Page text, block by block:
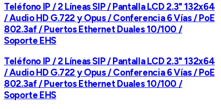
Teléfono IP / 2 Líneas SIP / Pantalla LCD 2.3" 132x64
/ Audio HD G.722 y Opus / Conferencia 6 Vías / PoE
802.3af / Puertos Ethernet Duales 10/100 /
Soporte EHS
Teléfono IP / 2 Líneas SIP / Pantalla LCD 2.3" 132x64
/ Audio HD G.722 y Opus / Conferencia 6 Vías / PoE
802.3af / Puertos Ethernet Duales 10/100 /
Soporte EHS